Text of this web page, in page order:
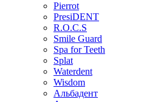
Pierrot
PresiDENT
R.O.C.S
Smile Guard
Spa for Teeth
Splat
Waterdent
Wisdom
Альбадент